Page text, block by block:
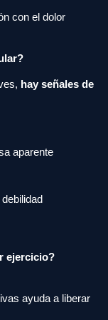
con el dolor
hay señales de
aparente
ejercicio?
ayuda a liberar